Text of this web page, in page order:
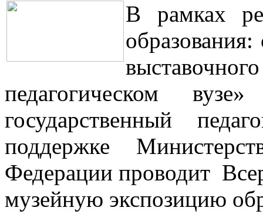
В рамках
образования:
педагогическом
государственный
поддержке
Федерации проводит
музейную экспозицию